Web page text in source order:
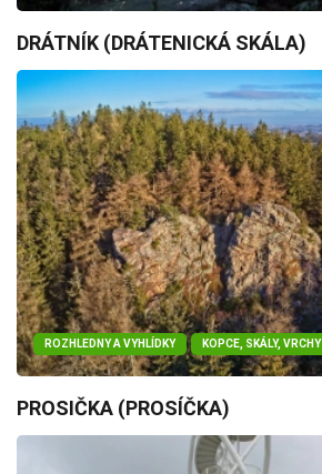
DRÁTNÍK (DRÁTENICKÁ SKÁLA)
ROZHLEDNY A VYHLÍDKY KOPCE, SKÁLY, VRCHY
PROSIČKA (PROSÍČKA)